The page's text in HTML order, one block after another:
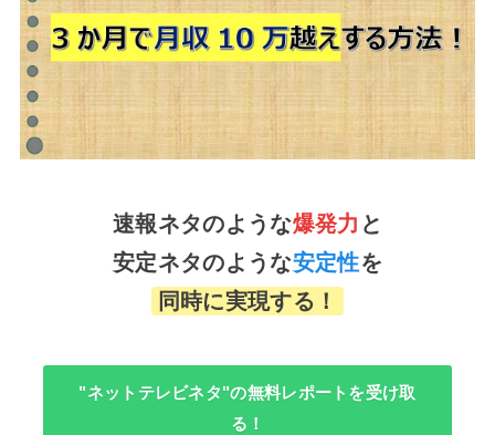
速報ネタのような爆発力 と
安定ネタのような安定性を
同時に実現する！
"ネットテレビネタ"の無料レポートを受け取
る！